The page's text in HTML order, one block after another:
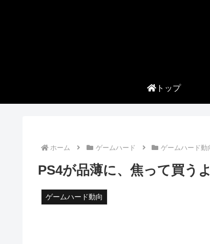
トップ
ホーム ゲームハード ゲームハード動
PS4が品薄に、焦って買う
ゲームハード動向